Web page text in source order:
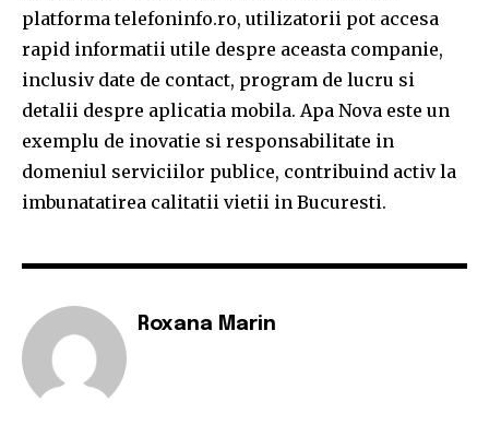
platforma telefoninfo.ro, utilizatorii pot accesa
rapid informatii utile despre aceasta companie,
inclusiv date de contact, program de lucru si
detalii despre aplicatia mobila. Apa Nova este un
exemplu de inovatie si responsabilitate in
domeniul serviciilor publice, contribuind activ la
imbunatatirea calitatii vietii in Bucuresti.
Roxana Marin